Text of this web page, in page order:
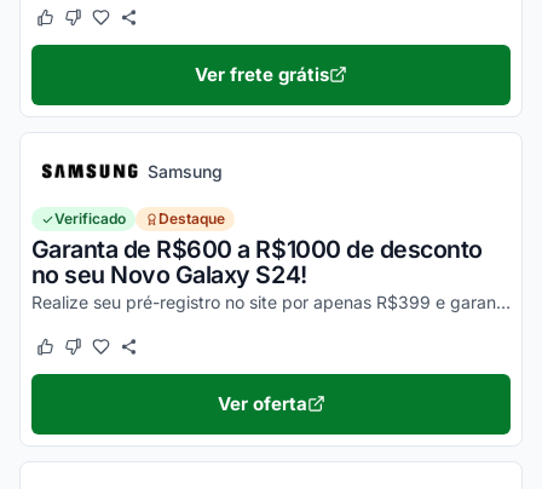
Este cupom funcionou
Este cupom não funcionou
Ver frete grátis
Samsung
Verificado Destaque
Garanta de R$600 a R$1000 de desconto
no seu Novo Galaxy S24!
Realize seu pré-registro no site por apenas R$399 e garanta esse desconto imperdível na sua compra!
Este cupom funcionou
Este cupom não funcionou
Ver oferta